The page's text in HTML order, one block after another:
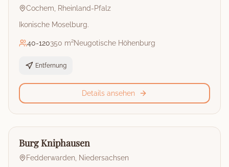
Cochem
Rheinland-Pfalz
Ikonische Moselburg.
40-120350 m²Neugotische Höhenburg
Entfernung
Details ansehen
🏰
Burg
Burg Kniphausen
Fedderwarden Niedersachsen